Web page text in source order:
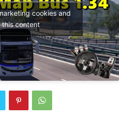
cookies and
this content